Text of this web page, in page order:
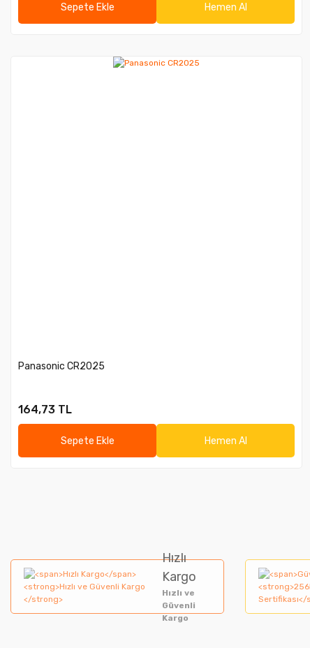
Sepete Ekle Hemen Al
Panasonic CR2025
164,73 TL
Sepete Ekle Hemen Al
Hızlı
Kargo
Hızlı ve
Güvenli
Kargo